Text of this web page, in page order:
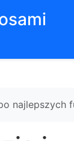
najlepszych